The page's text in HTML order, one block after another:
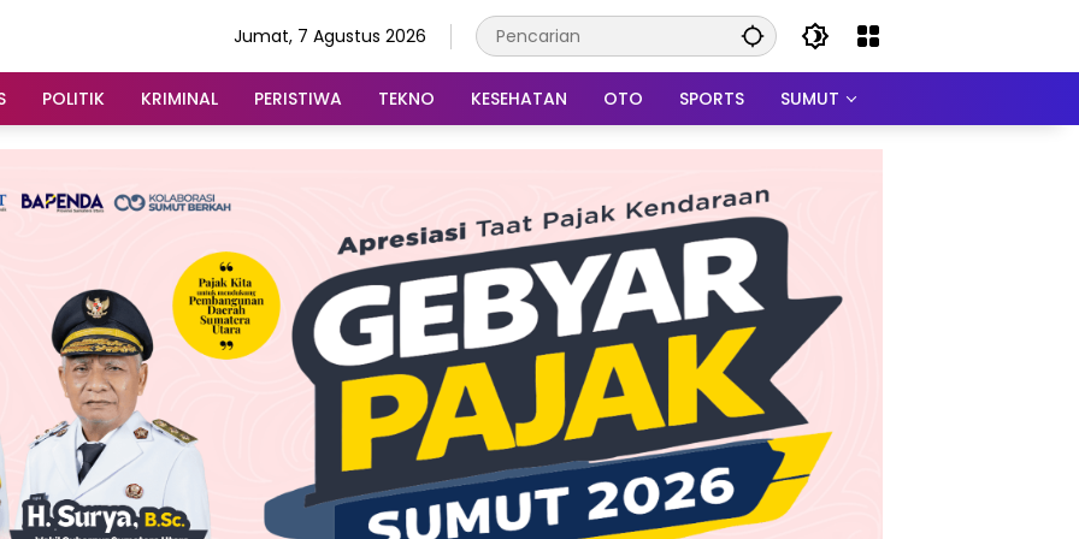
Jumat, 7 Agustus 2026
POLITIK KRIMINAL PERISTIWA TEKNO KESEHATAN OTO SPORTS SUMUT